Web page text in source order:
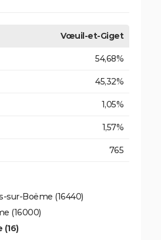
Vœuil-et-Giget
54,68%
45,32%
1,05%
1,57%
765
sur-Boëme (16440)
(16000)
(16)